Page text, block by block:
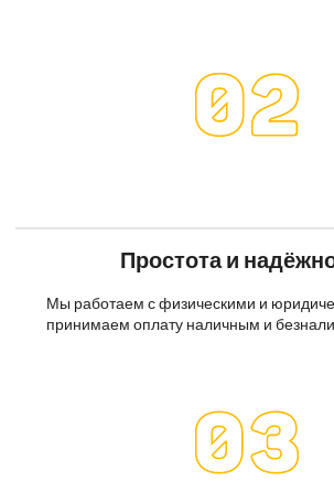
Простота и
Мы работаем с физическими и
принимаем оплату наличным и